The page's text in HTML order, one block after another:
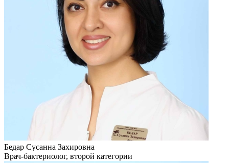
Бедар Сусанна Захировна
Врач-бактериолог, второй категории